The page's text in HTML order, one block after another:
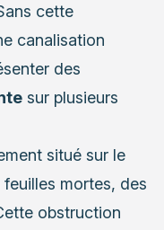
cette
canalisation
des
sur plusieurs
situé sur le
mortes, des
obstruction